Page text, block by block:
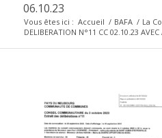
06.10.23
Vous êtes ici : Accueil / BAFA / La
DELIBERATION N°11 CC 02.10.23 AVEC